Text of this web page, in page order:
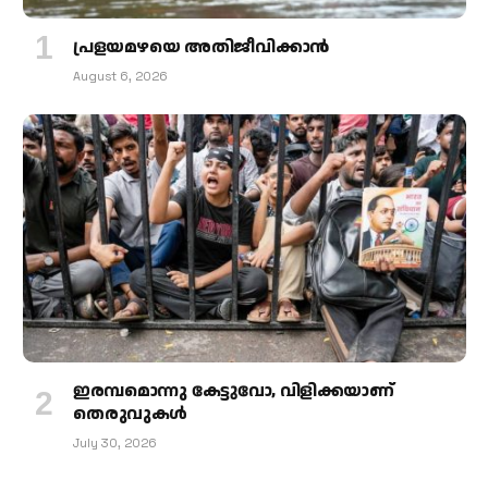
പ്രളയമഴയെ അതിജീവിക്കാന്‍
August 6, 2026
ഇരമ്പമൊന്നു കേട്ടുവോ, വിളിക്കയാണ്
തെരുവുകള്‍
July 30, 2026